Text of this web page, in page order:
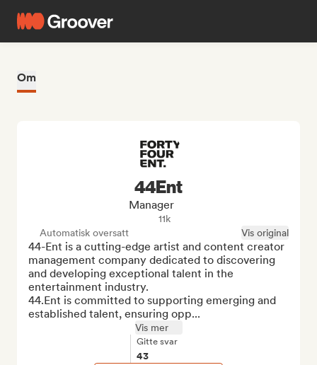
Om
44Ent
Manager
11k
Automatisk oversatt
Vis original
44-Ent is a cutting-edge artist and content creator
management company dedicated to discovering
and developing exceptional talent in the
entertainment industry.
44.Ent is committed to supporting emerging and
established talent, ensuring opp...
Vis mer
Gitte svar
43